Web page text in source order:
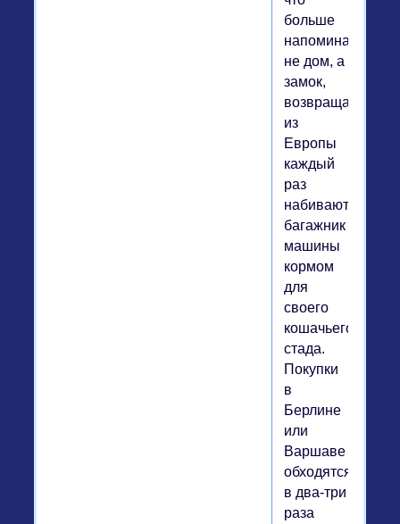
больше
напоминает
не дом, а
замок,
возвращаясь
из
Европы
каждый
раз
набивают
багажник
машины
кормом
для
своего
кошачьего
стада.
Покупки
в
Берлине
или
Варшаве
обходятся
в два-три
раза